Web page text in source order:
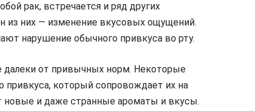
рак, встречается и ряд других
из них — изменение вкусовых ощущений.
нарушение обычного привкуса во рту.
от привычных норм. Некоторые
привкуса, который сопровождает их на
новые и даже странные ароматы и вкусы.